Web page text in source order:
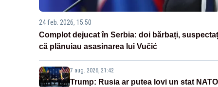
24 feb. 2026, 15:50
Complot dejucat în Serbia: doi bărbați,
că plănuiau asasinarea lui Vučić
7 aug. 2026, 21:42
Trump: Rusia ar putea lovi un stat NATO